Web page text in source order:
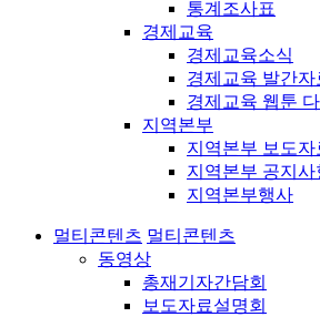
통계조사표
경제교육
경제교육소식
경제교육 발간자
경제교육 웹툰
지역본부
지역본부 보도자
지역본부 공지사
지역본부행사
멀티콘텐츠 멀티콘텐츠
동영상
총재기자간담회
보도자료설명회